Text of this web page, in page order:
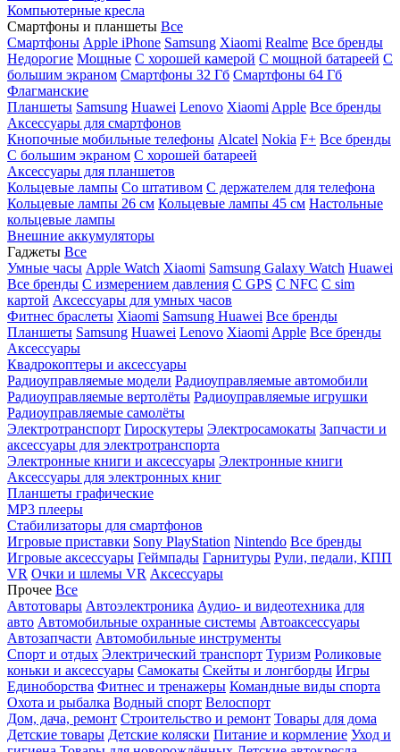
Компьютерные кресла
Смартфоны и планшеты Все
Смартфоны Apple iPhone Samsung Xiaomi Realme Все бренды
Недорогие Мощные С хорошей камерой С мощной батареей С
большим экраном Смартфоны 32 Гб Смартфоны 64 Гб
Флагманские
Планшеты Samsung Huawei Lenovo Xiaomi Apple Все бренды
Аксессуары для смартфонов
Кнопочные мобильные телефоны Alcatel Nokia F+ Все бренды
С большим экраном С хорошей батареей
Аксессуары для планшетов
Кольцевые лампы Со штативом C держателем для телефона
Кольцевые лампы 26 см Кольцевые лампы 45 см Настольные
кольцевые лампы
Внешние аккумуляторы
Гаджеты Все
Умные часы Apple Watch Xiaomi Samsung Galaxy Watch Huawei
Все бренды C измерением давления C GPS C NFC C sim
картой Аксессуары для умных часов
Фитнес браслеты Xiaomi Samsung Huawei Все бренды
Планшеты Samsung Huawei Lenovo Xiaomi Apple Все бренды
Аксессуары
Квадрокоптеры и аксессуары
Радиоуправляемые модели Радиоуправляемые автомобили
Радиоуправляемые вертолёты Радиоуправляемые игрушки
Радиоуправляемые самолёты
Электротранспорт Гироскутеры Электросамокаты Запчасти и
аксессуары для электротранспорта
Электронные книги и аксессуары Электронные книги
Аксессуары для электронных книг
Планшеты графические
MP3 плееры
Стабилизаторы для смартфонов
Игровые приставки Sony PlayStation Nintendo Все бренды
Игровые аксессуары Геймпады Гарнитуры Рули, педали, КПП
VR Очки и шлемы VR Аксессуары
Прочее Все
Автотовары Автоэлектроника Аудио- и видеотехника для
авто Автомобильные охранные системы Автоаксессуары
Автозапчасти Автомобильные инструменты
Спорт и отдых Электрический транспорт Туризм Роликовые
коньки и аксессуары Самокаты Скейты и лонгборды Игры
Единоборства Фитнес и тренажеры Командные виды спорта
Охота и рыбалка Водный спорт Велоспорт
Дом, дача, ремонт Строительство и ремонт Товары для дома
Детские товары Детские коляски Питание и кормление Уход и